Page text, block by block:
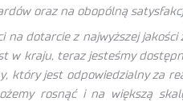
oraz na obopólną
na dotarcie z najwyższej
kraju, teraz jesteśmy
który jest odpowiedzialny za
rosnąć i na większą